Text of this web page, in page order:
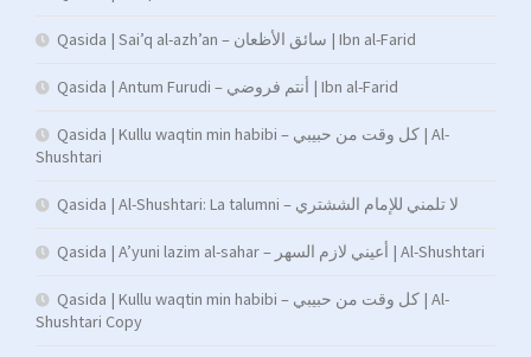
Qasida | Sai’q al-azh’an – سائق الأظعان | Ibn al-Farid
Qasida | Antum Furudi – أنتم فروضي | Ibn al-Farid
Qasida | Kullu waqtin min habibi – كل وقت من حبيبي | Al-
Shushtari
Qasida | Al-Shushtari: La talumni – لا تلمني للإمام الششتري
Qasida | A’yuni lazim al-sahar – أعيني لازم السهر | Al-Shushtari
Qasida | Kullu waqtin min habibi – كل وقت من حبيبي | Al-
Shushtari Copy